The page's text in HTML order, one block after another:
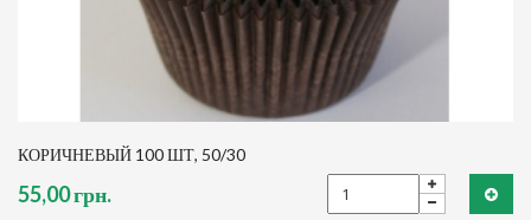
КОРИЧНЕВЫЙ 100 ШТ, 50/30
55,00 грн.